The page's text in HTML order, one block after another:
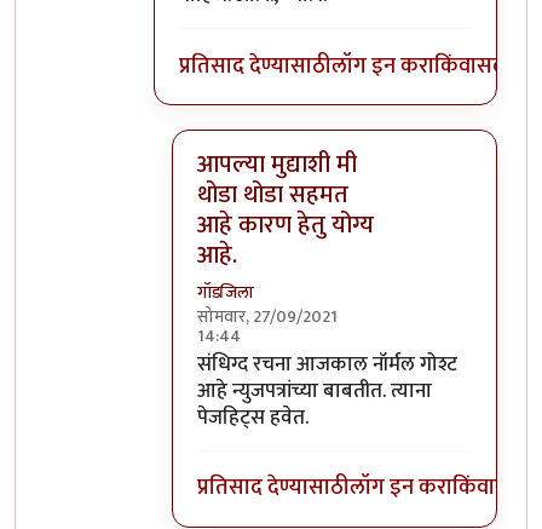
प्रतिसाद देण्यासाठीलॉग इन कराकिंवासदस्य
आपल्या मुद्याशी मी
थोडा थोडा सहमत
आहे कारण हेतु योग्य
आहे.
गॉडजिला
सोमवार, 27/09/2021
14:44
In reply toबातमीनुसार सक्ती आहे
संधिग्द रचना आजकाल नॉर्मल गोश्ट
आहे न्युजपत्रांच्या बाबतीत. त्याना
पेजहिट्स हवेत.
प्रतिसाद देण्यासाठीलॉग इन कराकिंवा